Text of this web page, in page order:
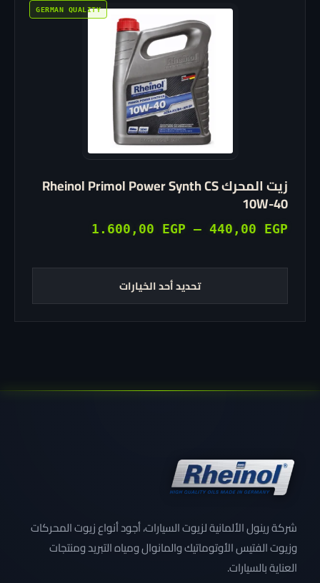
زيت المحرك Rheinol Primol Power Synth CS
10W-40
440,00 EGP
–
1.600,00 EGP
من
تحديد أحد الخيارات
هناك
العديد
من
الأشكال
المختلفة
لهذا
المنتج.
يمكن
الخيارات
صفحة
شركة رينول الألمانية لزيوت السيارات، أجود أنواع زيوت المحركات
وزيوت الفتيس الأوتوماتيك والمانوال ومياه التبريد ومنتجات
العناية بالسيارات.